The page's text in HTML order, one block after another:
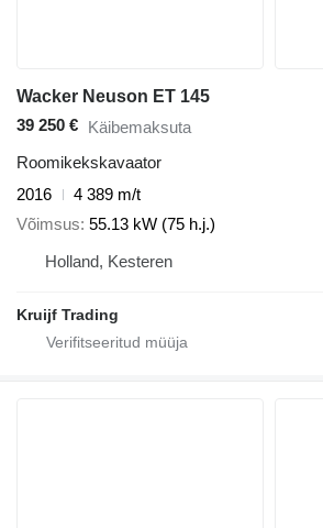
Wacker Neuson ET 145
39 250 € Käibemaksuta
Roomikekskavaator
2016
4 389 m/t
Võimsus 55.13 kW (75 h.j.)
Holland, Kesteren
Kruijf Trading